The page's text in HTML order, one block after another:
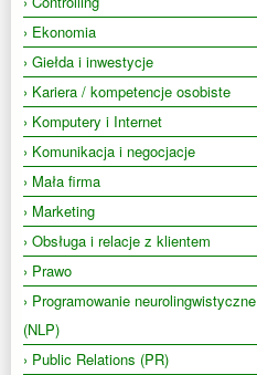
› Ekonomia
› Giełda i inwestycje
› Kariera / kompetencje osobiste
› Komputery i Internet
› Komunikacja i negocjacje
› Mała firma
› Marketing
› Obsługa i relacje z klientem
› Prawo
› Programowanie neurolingwistyczne
(NLP)
› Public Relations (PR)